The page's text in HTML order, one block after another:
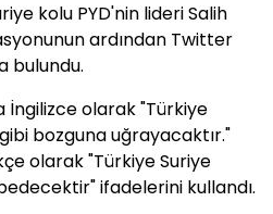
kolu PYD'nin lideri Salih
ardından Twitter
bulundu.
İngilizce olarak "Türkiye
bozguna uğrayacaktır."
olarak "Türkiye Suriye
ifadelerini kullandı.